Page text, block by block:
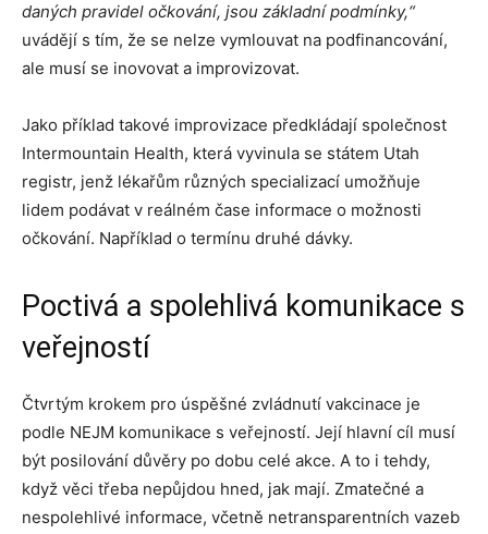
daných pravidel očkování, jsou základní podmínky,“
uvádějí s tím, že se nelze vymlouvat na podfinancování,
ale musí se inovovat a improvizovat.
Jako příklad takové improvizace předkládají společnost
Intermountain Health, která vyvinula se státem Utah
registr, jenž lékařům různých specializací umožňuje
lidem podávat v reálném čase informace o možnosti
očkování. Například o termínu druhé dávky.
Poctivá a spolehlivá komunikace s
veřejností
Čtvrtým krokem pro úspěšné zvládnutí vakcinace je
podle NEJM komunikace s veřejností. Její hlavní cíl musí
být posilování důvěry po dobu celé akce. A to i tehdy,
když věci třeba nepůjdou hned, jak mají. Zmatečné a
nespolehlivé informace, včetně netransparentních vazeb